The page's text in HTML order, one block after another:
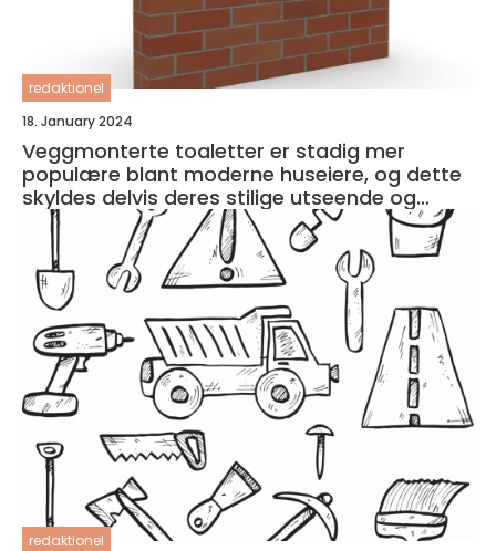
redaktionel
18. January 2024
Veggmonterte toaletter er stadig mer
populære blant moderne huseiere, og dette
skyldes delvis deres stilige utseende og
plassbesparende design
redaktionel